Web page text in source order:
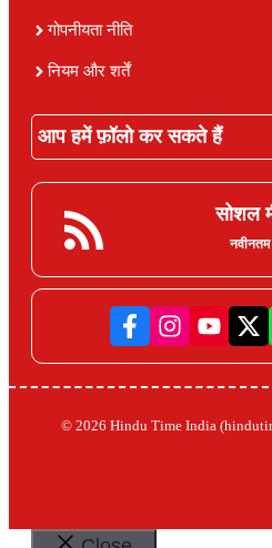
गोपनीयता नीति
नियम और शर्तें
आप हमें फ़ॉलो कर सकते हैं
सोशल
© 2026 Hindu Time India